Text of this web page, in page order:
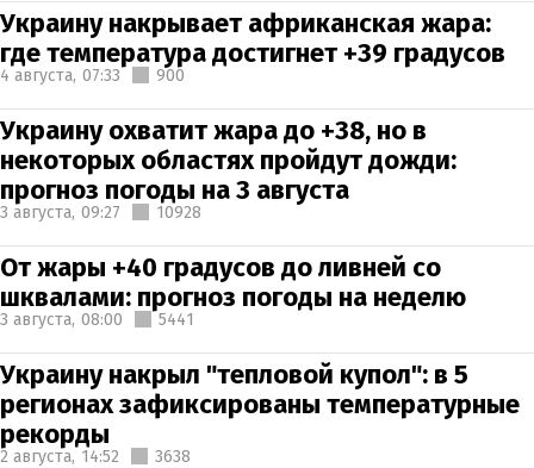
Украину накрывает африканская жара:
где температура достигнет +39 градусов
4 августа, 07:33 900
Украину охватит жара до +38, но в
некоторых областях пройдут дожди:
прогноз погоды на 3 августа
3 августа, 09:27 10928
От жары +40 градусов до ливней со
шквалами: прогноз погоды на неделю
3 августа, 08:00 5441
Украину накрыл "тепловой купол": в 5
регионах зафиксированы температурные
рекорды
2 августа, 14:52 3638